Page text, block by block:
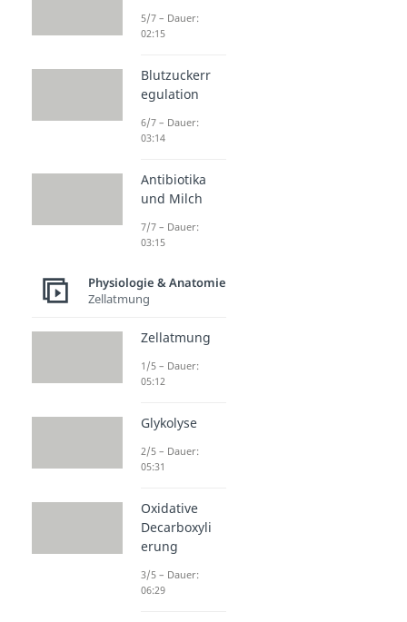
5/7 – Dauer:
02:15
Blutzuckerr
egulation
6/7 – Dauer:
03:14
Antibiotika
und Milch
7/7 – Dauer:
03:15
Physiologie & Anatomie
Zellatmung
Zellatmung
1/5 – Dauer:
05:12
Glykolyse
2/5 – Dauer:
05:31
Oxidative
Decarboxyli
erung
3/5 – Dauer:
06:29